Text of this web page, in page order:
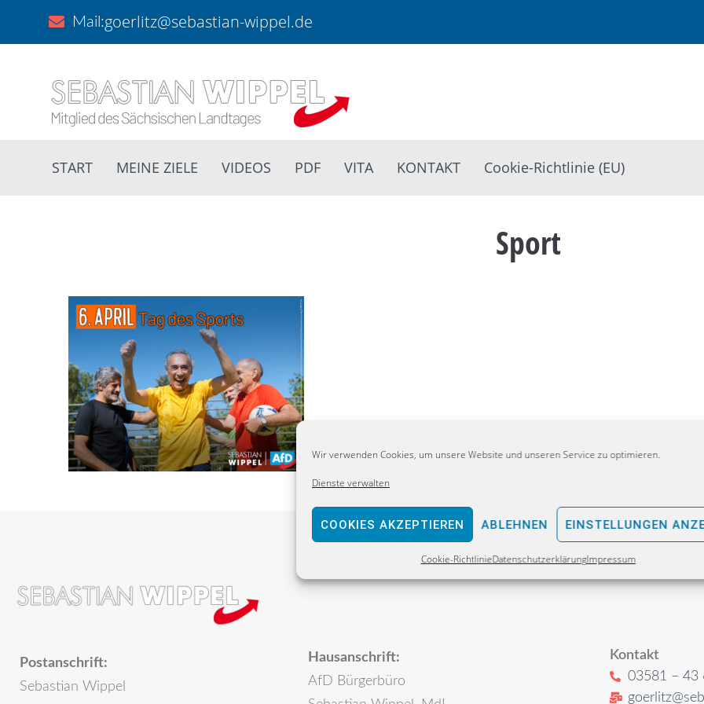
Wir verwenden Cookies, um unsere Website und unseren Service zu optimieren.
Dienste verwalten
COOKIES AKZEPTIEREN ABLEHNEN EINSTELLUNGEN
Cookie-RichtlinieDatenschutzerklärungImpressum
Mail:goerlitz@sebastian-wippel.de
START MEINE ZIELE VIDEOS PDF VITA KONTAKT Cookie-Richtlinie (EU)
Sport
Postanschrift:
Sebastian Wippel
Hausanschrift:
AfD Bürgerbüro
Kontakt
03581 – 43